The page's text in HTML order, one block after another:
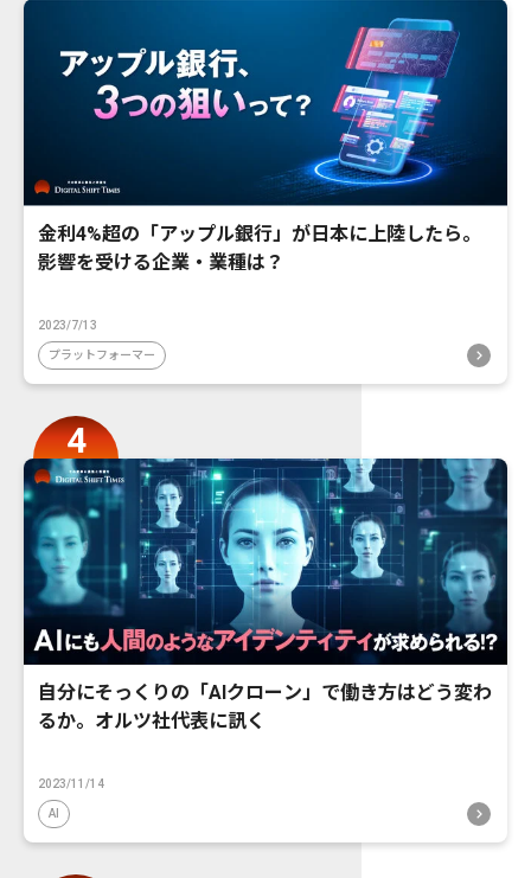
金利4%超の「アップル銀行」が日本に上陸したら。
影響を受ける企業・業種は？
2023/7/13
プラットフォーマー
自分にそっくりの「AIクローン」で働き方はどう変わ
るか。オルツ社代表に訊く
2023/11/14
AI